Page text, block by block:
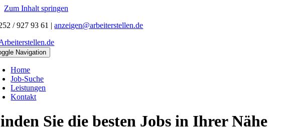
Zum Inhalt springen
/ 927 93 61 |anzeigen@arbeiterstellen.de
Navigation
Home
Job-Suche
Leistungen
Kontakt
Sie die besten Jobs in Ihrer Nähe